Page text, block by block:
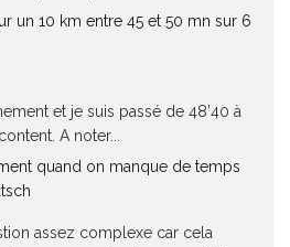
un 10 km entre 45 et 50 mn sur 6
et je suis passé de 48’40 à
A noter...
quand on manque de temps
assez complexe car cela